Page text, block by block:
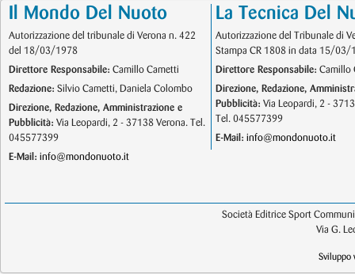
Il Mondo Del Nuoto
Autorizzazione del tribunale di Verona n. 422
del 18/03/1978
Direttore Responsabile: Camillo Cametti
Redazione: Silvio Cametti, Daniela Colombo
Direzione, Redazione, Amministrazione e
Pubblicità: Via Leopardi, 2 - 37138 Verona. Tel.
045577399
E-Mail: info@mondonuoto.it
La Tecnica Del
Autorizzazione del Tribunale di
Stampa CR 1808 in data 15/03/
Direttore Responsabile: Camillo
Direzione, Redazione,
Pubblicità: Via Leopardi, 2 -
Tel. 045577399
E-Mail: info@mondonuoto.it
Società Editrice Sport
Via G.
Sviluppo